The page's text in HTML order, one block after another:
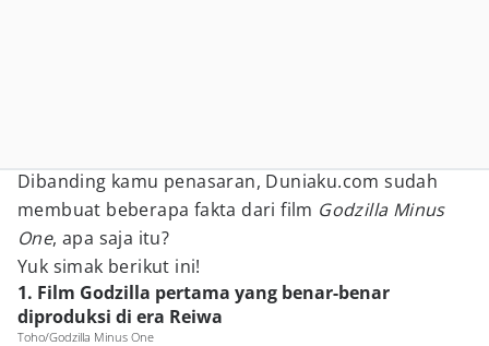
Dibanding kamu penasaran, Duniaku.com sudah
membuat beberapa fakta dari film Godzilla Minus
One, apa saja itu?
Yuk simak berikut ini!
1. Film Godzilla pertama yang benar-benar
diproduksi di era Reiwa
Toho/Godzilla Minus One